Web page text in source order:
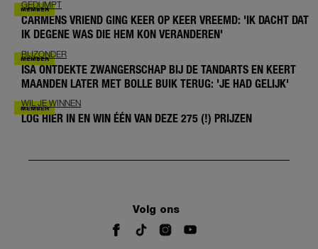
GEDUMPT
CARMENS VRIEND GING KEER OP KEER VREEMD: 'IK DACHT DAT
IK DEGENE WAS DIE HEM KON VERANDEREN'
BIJZONDER
ISA ONTDEKTE ZWANGERSCHAP BIJ DE TANDARTS EN KEERT
MAANDEN LATER MET BOLLE BUIK TERUG: 'JE HAD GELIJK'
WIL JE WINNEN
LOG HIER IN EN WIN ÉÉN VAN DEZE 275 (!) PRIJZEN
Volg ons